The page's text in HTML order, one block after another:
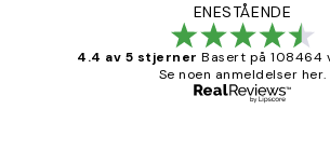
ENESTÅENDE
4.4 av 5 stjerner Basert på 108464
Se noen anmeldelser her.